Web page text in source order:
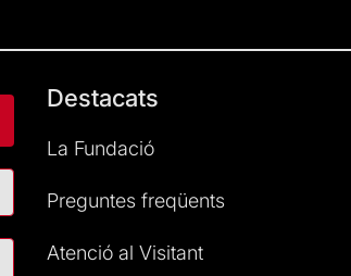
Destacats
La Fundació
Preguntes freqüents
Atenció al Visitant